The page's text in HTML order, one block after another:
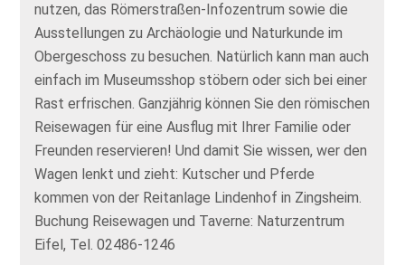
nutzen, das Römerstraßen-Infozentrum sowie die
Ausstellungen zu Archäologie und Naturkunde im
Obergeschoss zu besuchen. Natürlich kann man auch
einfach im Museumsshop stöbern oder sich bei einer
Rast erfrischen. Ganzjährig können Sie den römischen
Reisewagen für eine Ausflug mit Ihrer Familie oder
Freunden reservieren! Und damit Sie wissen, wer den
Wagen lenkt und zieht: Kutscher und Pferde
kommen von der Reitanlage Lindenhof in Zingsheim.
Buchung Reisewagen und Taverne: Naturzentrum
Eifel, Tel. 02486-1246